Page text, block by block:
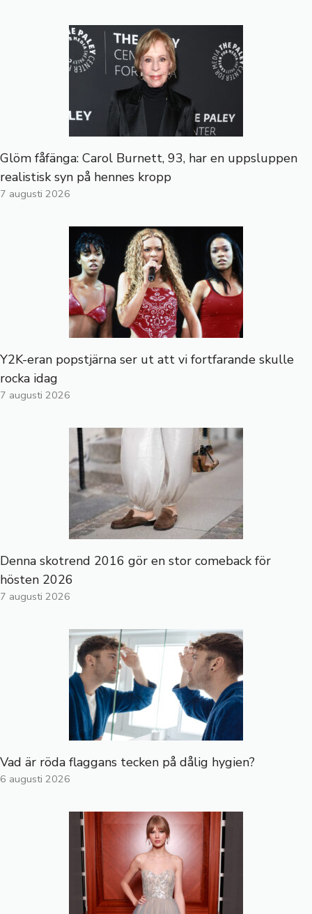
Glöm fåfänga: Carol Burnett, 93, har en uppsluppen
realistisk syn på hennes kropp
7 augusti 2026
Y2K-eran popstjärna ser ut att vi fortfarande skulle
rocka idag
7 augusti 2026
Denna skotrend 2016 gör en stor comeback för
hösten 2026
7 augusti 2026
Vad är röda flaggans tecken på dålig hygien?
6 augusti 2026